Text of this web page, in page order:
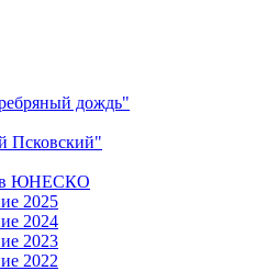
дождь"
Псковский"
в ЮНЕСКО
2025
2024
2023
2022